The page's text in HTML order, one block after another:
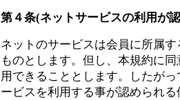
第４条(ネットサービスの利用が
ネットのサービスは会員に所属
ものとします。但し、本規約に
用できることとします。したが
ービスを利用する事が認められ